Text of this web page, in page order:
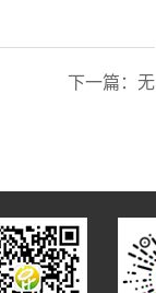
下一篇：无